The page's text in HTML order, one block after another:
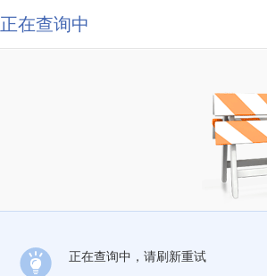
正在查询中
正在查询中，请刷新重试